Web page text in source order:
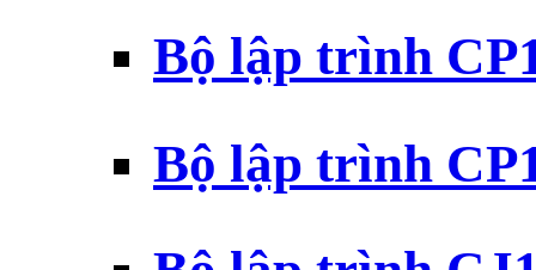
Bộ lập trình
Bộ lập trình